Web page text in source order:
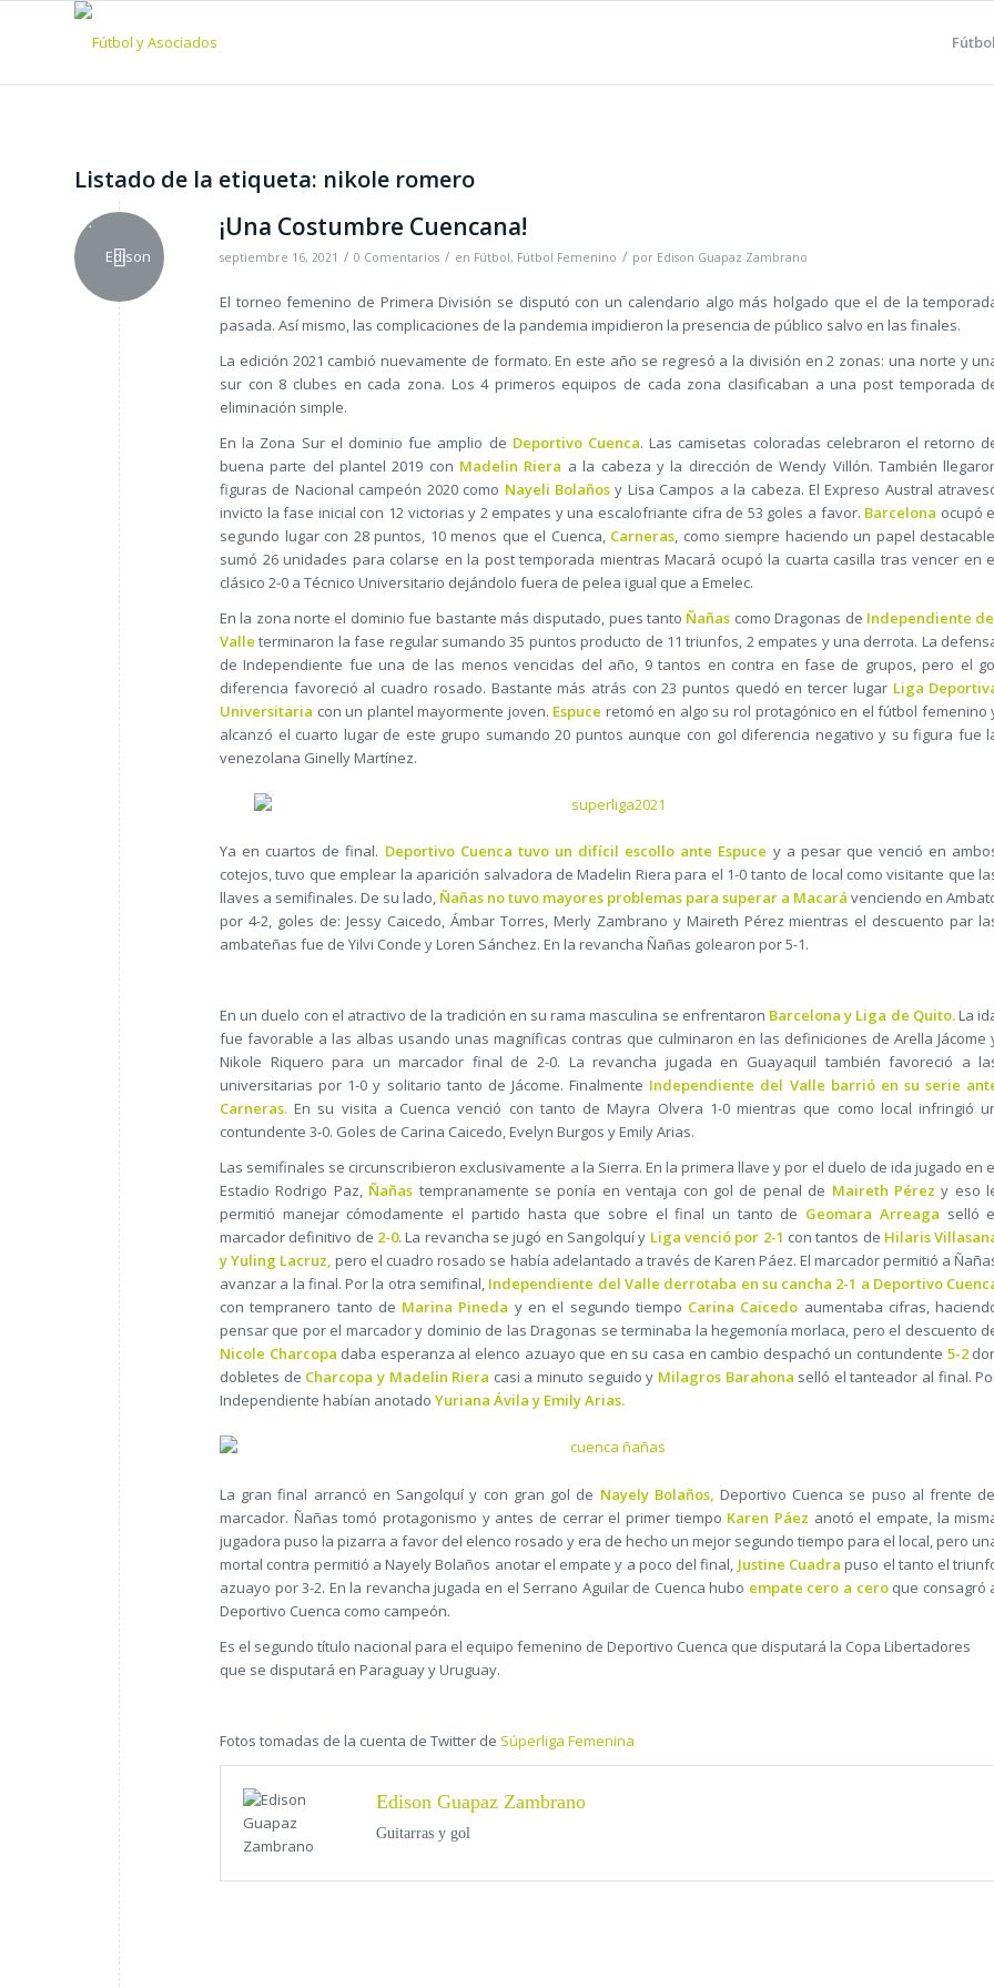
Fútbol
Listado de la etiqueta: nikole romero
¡Una Costumbre Cuencana!
septiembre 16, 2021 / 0 Comentarios / en Fútbol, Fútbol Femenino / por Edison Guapaz Zambrano
El torneo femenino de Primera División se disputó con un calendario algo más holgado que el de la
pasada. Así mismo, las complicaciones de la pandemia impidieron la presencia de público salvo en las finales.
La edición 2021 cambió nuevamente de formato. En este año se regresó a la división en 2 zonas: una norte y
sur con 8 clubes en cada zona. Los 4 primeros equipos de cada zona clasificaban a una post temporada
eliminación simple.
En la Zona Sur el dominio fue amplio de Deportivo Cuenca. Las camisetas coloradas celebraron el retorno
buena parte del plantel 2019 con Madelin Riera a la cabeza y la dirección de Wendy Villón. También
figuras de Nacional campeón 2020 como Nayeli Bolaños y Lisa Campos a la cabeza. El Expreso Austral
invicto la fase inicial con 12 victorias y 2 empates y una escalofriante cifra de 53 goles a favor. Barcelona ocupó
segundo lugar con 28 puntos, 10 menos que el Cuenca,Carneras, como siempre haciendo un papel
sumó 26 unidades para colarse en la post temporada mientras Macará ocupó la cuarta casilla tras vencer en
clásico 2-0 a Técnico Universitario dejándolo fuera de pelea igual que a Emelec.
En la zona norte el dominio fue bastante más disputado, pues tanto Ñañas como Dragonas de Independiente
Valle terminaron la fase regular sumando 35 puntos producto de 11 triunfos, 2 empates y una derrota. La
de Independiente fue una de las menos vencidas del año, 9 tantos en contra en fase de grupos, pero el
diferencia favoreció al cuadro rosado. Bastante más atrás con 23 puntos quedó en tercer lugar Liga
Universitaria con un plantel mayormente joven. Espuce retomó en algo su rol protagónico en el fútbol femenino
alcanzó el cuarto lugar de este grupo sumando 20 puntos aunque con gol diferencia negativo y su figura fue
venezolana Ginelly Martínez.
Ya en cuartos de final. Deportivo Cuenca tuvo un difícil escollo ante Espuce y a pesar que venció en
cotejos, tuvo que emplear la aparición salvadora de Madelin Riera para el 1-0 tanto de local como visitante que
llaves a semifinales. De su lado, Ñañas no tuvo mayores problemas para superar a Macará venciendo en
por 4-2, goles de: Jessy Caicedo, Ámbar Torres, Merly Zambrano y Maireth Pérez mientras el descuento par
ambateñas fue de Yilvi Conde y Loren Sánchez. En la revancha Ñañas golearon por 5-1.
En un duelo con el atractivo de la tradición en su rama masculina se enfrentaron Barcelona y Liga de Quito.La
fue favorable a las albas usando unas magníficas contras que culminaron en las definiciones de Arella Jácome
Nikole Riquero para un marcador final de 2-0. La revancha jugada en Guayaquil también favoreció a
universitarias por 1-0 y solitario tanto de Jácome. Finalmente Independiente del Valle barrió en su serie
Carneras. En su visita a Cuenca venció con tanto de Mayra Olvera 1-0 mientras que como local infringió
contundente 3-0. Goles de Carina Caicedo, Evelyn Burgos y Emily Arias.
Las semifinales se circunscribieron exclusivamente a la Sierra. En la primera llave y por el duelo de ida jugado en
Estadio Rodrigo Paz, Ñañas tempranamente se ponía en ventaja con gol de penal de Maireth Pérez y eso
permitió manejar cómodamente el partido hasta que sobre el final un tanto de Geomara Arreaga selló
marcador definitivo de 2-0. La revancha se jugó en Sangolquí y Liga venció por 2-1 con tantos de Hilaris
y Yuling Lacruz, pero el cuadro rosado se había adelantado a través de Karen Páez. El marcador permitió a
avanzar a la final. Por la otra semifinal, Independiente del Valle derrotaba en su cancha 2-1 a Deportivo
con tempranero tanto de Marina Pineda y en el segundo tiempo Carina Caicedo aumentaba cifras,
pensar que por el marcador y dominio de las Dragonas se terminaba la hegemonía morlaca, pero el descuento
Nicole Charcopa daba esperanza al elenco azuayo que en su casa en cambio despachó un contundente 5-2
dobletes de Charcopa y Madelin Riera casi a minuto seguido y Milagros Barahona selló el tanteador al final.
Independiente habían anotado Yuriana Ávila y Emily Arias.
La gran final arrancó en Sangolquí y con gran gol de Nayely Bolaños, Deportivo Cuenca se puso al frente
marcador. Ñañas tomó protagonismo y antes de cerrar el primer tiempo Karen Páez anotó el empate, la
jugadora puso la pizarra a favor del elenco rosado y era de hecho un mejor segundo tiempo para el local, pero
mortal contra permitió a Nayely Bolaños anotar el empate y a poco del final, Justine Cuadra puso el tanto el
azuayo por 3-2. En la revancha jugada en el Serrano Aguilar de Cuenca hubo empate cero a ceroque consagró
Deportivo Cuenca como campeón.
Es el segundo título nacional para el equipo femenino de Deportivo Cuenca que disputará la Copa Libertadores
que se disputará en Paraguay y Uruguay.
Fotos tomadas de la cuenta de Twitter de Súperliga Femenina
Edison Guapaz Zambrano
Guitarras y gol